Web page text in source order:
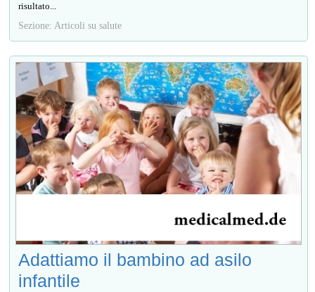
risultato...
Sezione: Articoli su salute
Adattiamo il bambino ad asilo
infantile